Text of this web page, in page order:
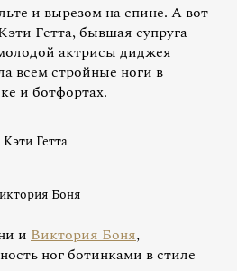
и вырезом на спине. А вот
Гетта, бывшая супруга
актрисы диджея
всем стройные ноги в
и ботфортах.
Кэти Гетта
Боня
и Виктория Боня,
ног ботинками в стиле